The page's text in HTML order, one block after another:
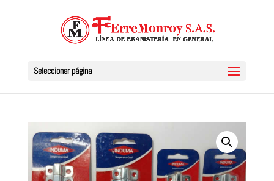
Seleccionar página